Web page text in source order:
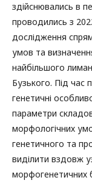
здійснювались в
проводились з
дослідження
умов та
найбільшого
Бузького. Під час
генетичні
параметри
морфологічних
генетичного та
виділити вздовж
морфогенетичних